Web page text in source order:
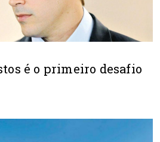
é o primeiro desafio